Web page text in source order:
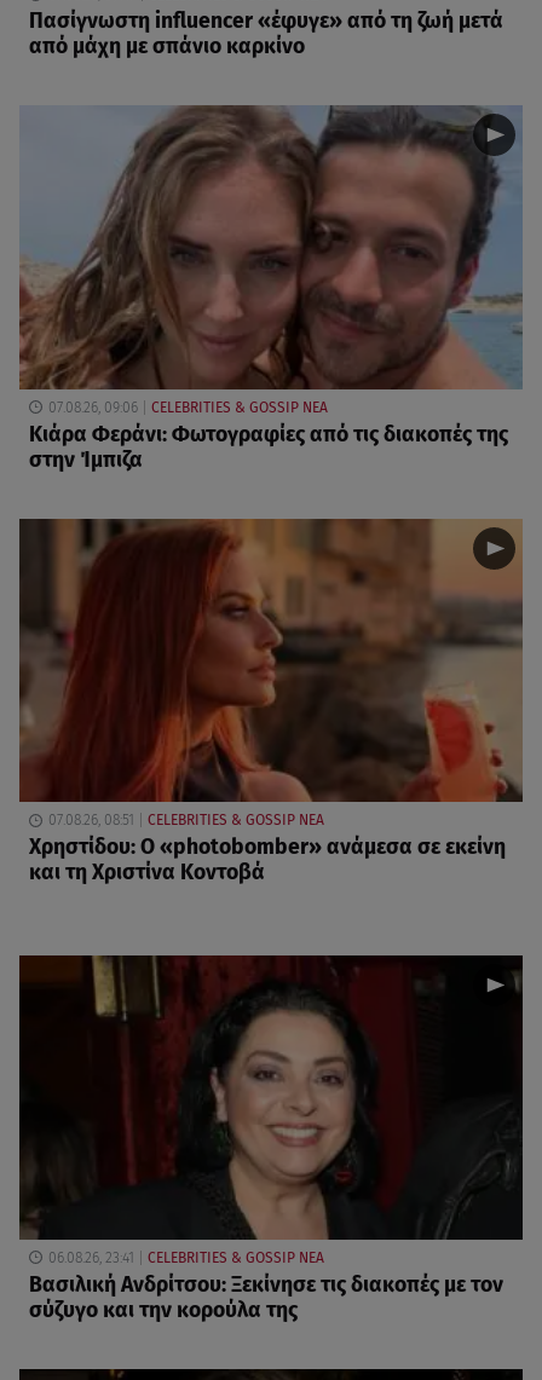
Πασίγνωστη influencer «έφυγε» από τη ζωή μετά
από μάχη με σπάνιο καρκίνο
07.08.26, 09:06 CELEBRITIES & GOSSIP ΝΕΑ
Κιάρα Φεράνι: Φωτογραφίες από τις διακοπές της
στην Ίμπιζα
07.08.26, 08:51 CELEBRITIES & GOSSIP ΝΕΑ
Χρηστίδου: Ο «photobomber» ανάμεσα σε εκείνη
και τη Χριστίνα Κοντοβά
06.08.26, 23:41 CELEBRITIES & GOSSIP ΝΕΑ
Βασιλική Ανδρίτσου: Ξεκίνησε τις διακοπές με τον
σύζυγο και την κορούλα της